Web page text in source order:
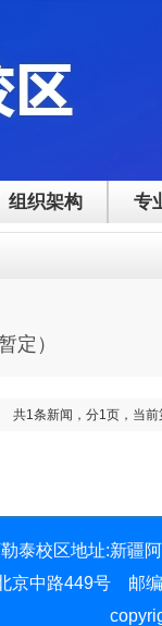
组织架构 专
定）
共1条新闻，分1页，当前
勒泰校区地址:新疆
京中路449号 邮